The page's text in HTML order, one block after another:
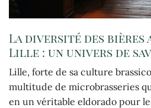
La diversité des bières
Lille : un univers de
Lille, forte de sa culture
multitude de microbrasseries
en un véritable eldorado pour